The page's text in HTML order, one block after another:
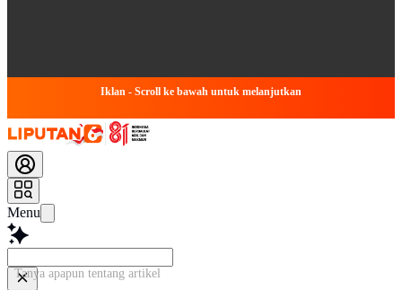
Iklan - Scroll ke bawah untuk melanjutkan
Menu
Tanya apapun tentang artikel ini...